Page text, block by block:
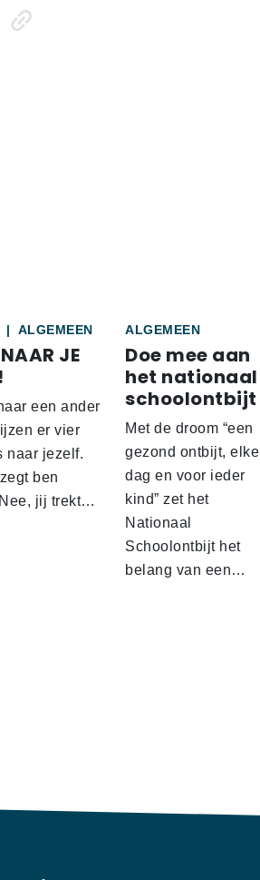
| ALGEMEEN
JE
een ander
er vier
naar jezelf.
ben
jij trekt…
ALGEMEEN
Doe mee aan
het nationaal
schoolontbijt
Met de droom “een
gezond ontbijt, elke
dag en voor ieder
kind” zet het
Nationaal
Schoolontbijt het
belang van een…